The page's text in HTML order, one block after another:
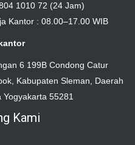
1010 72 (24 Jam)
Kantor : 08.00–17.00 WIB
6 199B Condong Catur
Kabupaten Sleman, Daerah
Yogyakarta 55281
Kami